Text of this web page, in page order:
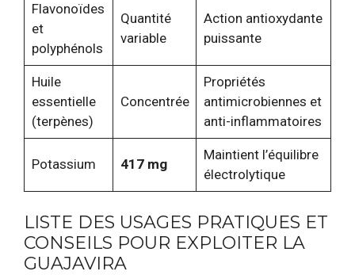
Flavonoïdes
et
polyphénols
Quantité
variable
Action antioxydante
puissante
Huile
essentielle
(terpènes)
Concentrée
Propriétés
antimicrobiennes et
anti-inflammatoires
Potassium 417 mg
Maintient l’équilibre
électrolytique
LISTE DES USAGES PRATIQUES ET
CONSEILS POUR EXPLOITER LA
GUAJAVIRA